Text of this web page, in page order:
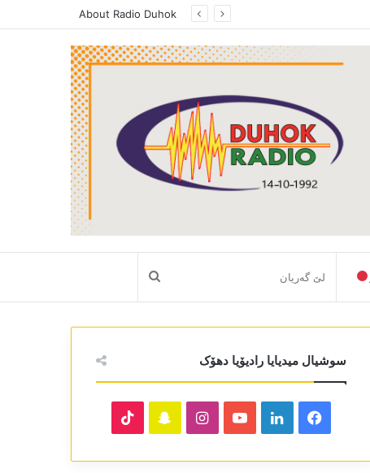
About Radio Duhok
لێ
گەریان
سوشیال میدیایا رادیۆیا دھۆک
Facebook
LinkedIn
YouTube
Instagram
Snapchat